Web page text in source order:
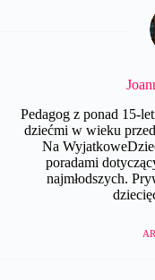
Pedagog z ponad 15-
dziećmi w wieku
Na
poradami
najmłodszych.